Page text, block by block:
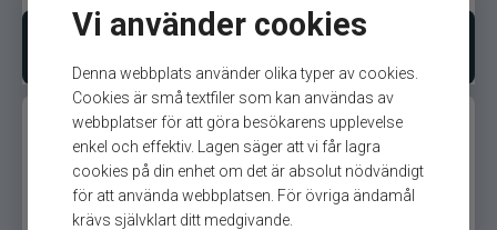
Vi använder cookies
Denna webbplats använder olika typer av cookies.
Cookies är små textfiler som kan användas av
webbplatser för att göra besökarens upplevelse
enkel och effektiv. Lagen säger att vi får lagra
cookies på din enhet om det är absolut nödvändigt
för att använda webbplatsen. För övriga ändamål
krävs självklart ditt medgivande.